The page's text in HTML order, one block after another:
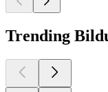
Trending